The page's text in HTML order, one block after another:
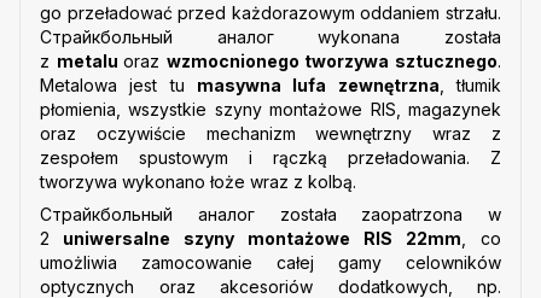
go przeładować przed każdorazowym oddaniem strzału.
Страйкбольный аналог wykonana została
z metaluoraz wzmocnionego tworzywa sztucznego.
Metalowa jest tu masywna lufa zewnętrzna , tłumik
płomienia, wszystkie szyny montażowe RIS, magazynek
oraz oczywiście mechanizm wewnętrzny wraz z
zespołem spustowym i rączką przeładowania. Z
tworzywa wykonano łoże wraz z kolbą.
Страйкбольный аналог została zaopatrzona w
2 uniwersalne szyny montażowe RIS 22mm , co
umożliwia zamocowanie całej gamy celowników
optycznych oraz akcesoriów dodatkowych, np.